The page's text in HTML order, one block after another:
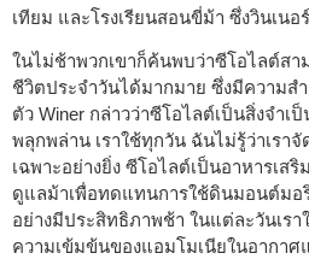
เทียม และโรงเรียนสอนขี่ม้า ซึ่งวินเนอ
ในไม่ช้าพวกเขาก็ค้นพบว่าซีโอไลต์สา
ชีวิตประจำวันได้มากมาย ซึ่งมีความ
ตัว Winer กล่าวว่าซีโอไลต์เป็นสิ่งจำ
พลุกพล่าน เราใช้ทุกวัน ฉันไม่รู้ว่าเรา
เฉพาะอย่างยิ่ง ซีโอไลต์เป็นอาหารเส
ดูแลม้าเพื่อทดแทนการใช้ดินมอนต์มอ
อย่างมีประสิทธิภาพช้า ในแต่ละวันเรา
ความเข้มข้นของแอมโมเนียในอากา